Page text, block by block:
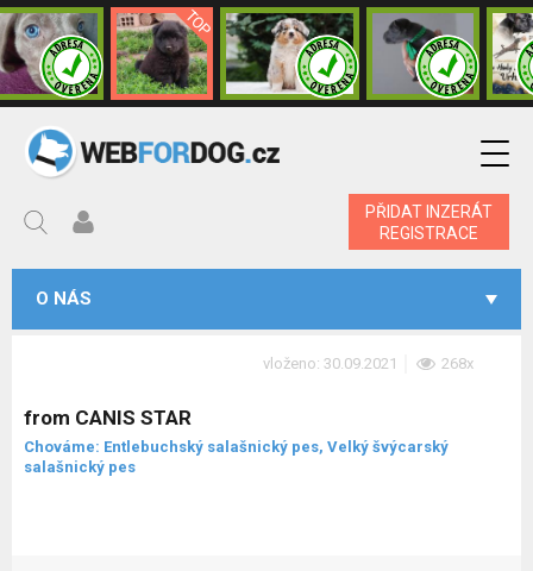
PŘIDAT INZERÁT
REGISTRACE
O NÁS
vloženo: 30.09.2021 268x
from CANIS STAR
Chováme: Entlebuchský salašnický pes, Velký švýcarský
salašnický pes